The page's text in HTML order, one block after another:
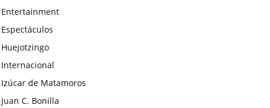
Entertainment
Espectáculos
Huejotzingo
Internacional
Izúcar de Matamoros
Juan C. Bonilla